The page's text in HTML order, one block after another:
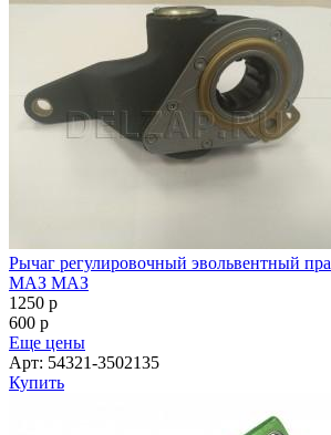
Рычаг регулировочный эвольвентный
МАЗ МАЗ
1250 p
600 p
Еще цены
Арт: 54321-3502135
Купить